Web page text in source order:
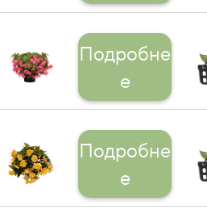
Подробне
е
Подробне
е